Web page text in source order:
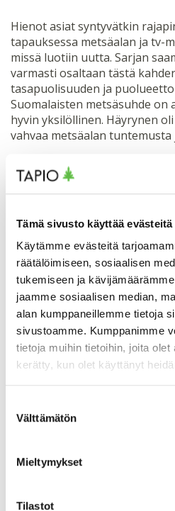
Tämä sivusto käyttää evästeitä
Käytämme evästeitä
räätälöimiseen, sosiaalisen
tukemiseen ja
jaamme sosiaalisen median,
alan kumppaneillemme tietoja
sivustoamme. Kumppanimme
tietoja muihin tietoihin, joita olet
kerätty, kun olet käyttänyt
valinta
Välttämätön
Mieltymykset
Tilastot
Hienot asiat syntyvätkin
tapauksessa metsäalan ja tv-
missä luotiin uutta. Sarjan
varmasti osaltaan tästä
tasapuolisuuden ja
Suomalaisten metsäsuhde on
hyvin yksilöllinen. Häyrynen
vahvaa metsäalan
”Sarjan tekeminen
metsäalasta ja
tietäväni perin pohjin.
viha-rakkaussuhde
sinne aina hädän
Metsä on osa
identiteettiämme ja
puhua
Sarja osoittaa
”Oli todella hienoa olla
metsän merkityksestä
Suomen kulttuurin
tulee kertoa uudestaan